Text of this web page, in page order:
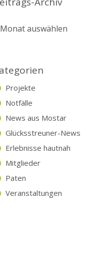
Projekte
Notfälle
News aus Mostar
Glücksstreuner-News
Erlebnisse hautnah
Mitglieder
Paten
Veranstaltungen